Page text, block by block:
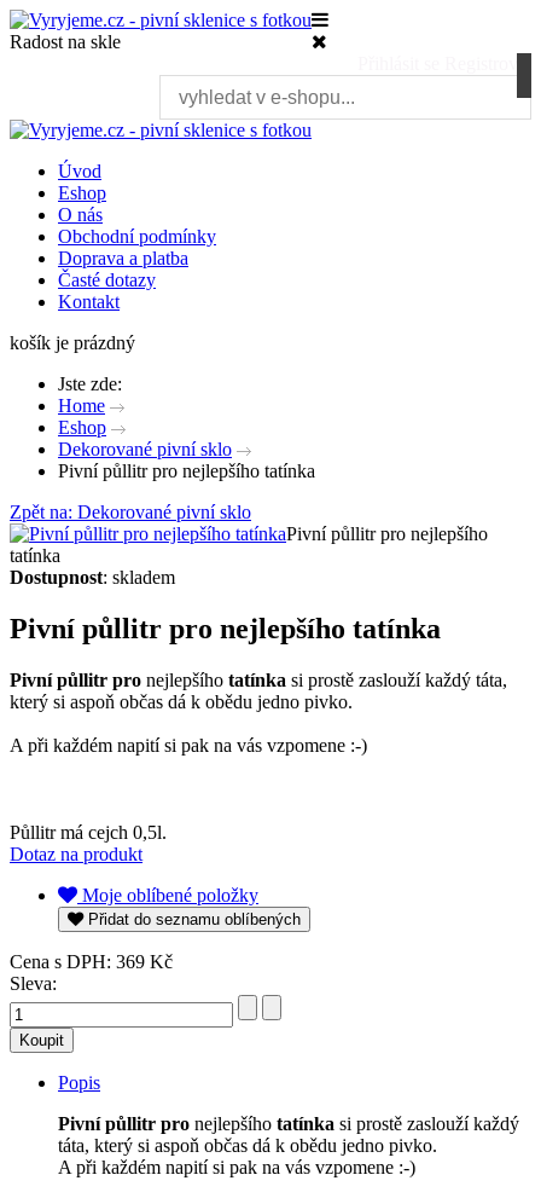
Radost na skle
Úvod
Eshop
O nás
Obchodní podmínky
Doprava a platba
Časté dotazy
Kontakt
košík je prázdný
Jste zde:
Home
Eshop
Dekorované pivní sklo
Pivní půllitr pro nejlepšího tatínka
Zpět na: Dekorované pivní sklo
Pivní půllitr pro nejlepšího
tatínka
Dostupnost: skladem
Pivní půllitr pro nejlepšího tatínka
Pivní půllitr pro nejlepšího tatínka si prostě zaslouží každý táta,
který si aspoň občas dá k obědu jedno pivko.
A při každém napití si pak na vás vzpomene :-)
Půllitr má cejch 0,5l.
Dotaz na produkt
Moje oblíbené položky
Přidat do seznamu oblíbených
Cena s DPH: 369 Kč
Sleva:
Popis
Pivní půllitr pro nejlepšího tatínka si prostě zaslouží každý
táta, který si aspoň občas dá k obědu jedno pivko.
A při každém napití si pak na vás vzpomene :-)